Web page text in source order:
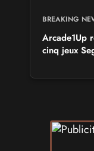
BREAKING
Arcade1Up
cinq jeux